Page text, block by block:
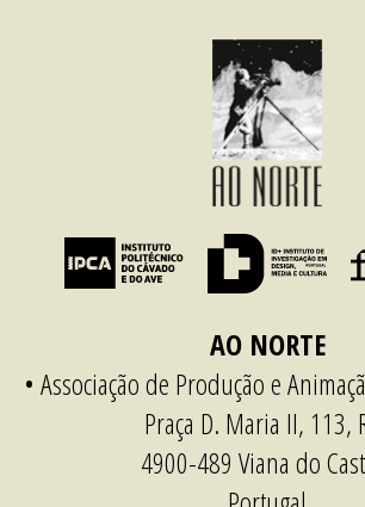
AO NORTE
• Associação de Produção e
Praça D. Maria II, 113,
4900-489 Viana do